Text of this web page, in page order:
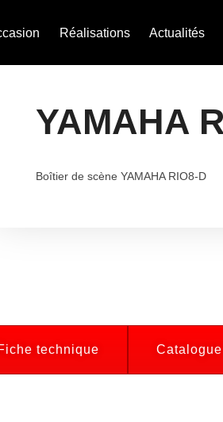
Réalisations Actualités
YAMAHA
Boîtier de scène YAMAHA RIO8-D
technique Catalogue